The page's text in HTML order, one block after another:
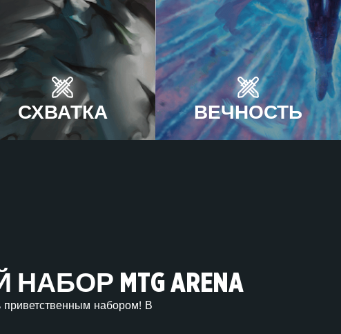
СХВАТКА ВЕЧНОСТЬ
MTG ARENA
приветственным набором! В